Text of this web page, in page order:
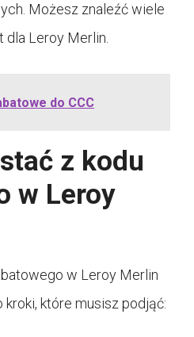
Możesz znaleźć wiele
dla Leroy Merlin.
do CCC
z kodu
w Leroy
w Leroy Merlin
które musisz podjąć: